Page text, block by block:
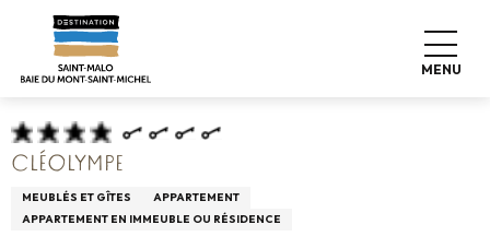
contenu
MENU
Accueil Pro & Presse
Hébergements Infos +
Meublés de tourisme
CLÉOLYMPE
MEUBLÉS ET GÎTES
APPARTEMENT
APPARTEMENT EN IMMEUBLE OU RÉSIDENCE